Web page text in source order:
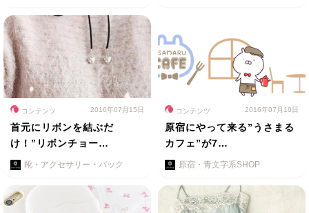
コンテンツ 2016年07月15日
首元にリボンを結ぶだ
け！”リボンチョー…
靴・アクセサリー・バック
コンテンツ 2016年07月10日
原宿にやって来る”うさまる
カフェ”が7…
原宿・青文字系SHOP